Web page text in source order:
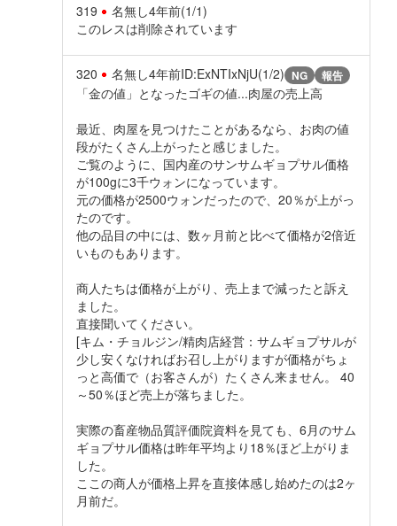
319 名無し4年前(1/1)
このレスは削除されています
320 名無し4年前ID:ExNTIxNjU(1/2) NG 報告
「金の値」となったゴギの値...肉屋の売上高
最近、肉屋を見つけたことがあるなら、お肉の値
段がたくさん上がったと感じました。
ご覧のように、国内産のサンサムギョプサル価格
が100gに3千ウォンになっています。
元の価格が2500ウォンだったので、20％が上がっ
たのです。
他の品目の中には、数ヶ月前と比べて価格が2倍近
いものもあります。
商人たちは価格が上がり、売上まで減ったと訴え
ました。
直接聞いてください。
[キム・チョルジン/精肉店経営：サムギョプサルが
少し安くなければお召し上がりますが価格がちょ
っと高価で（お客さんが）たくさん来ません。 40
～50％ほど売上が落ちました。
実際の畜産物品質評価院資料を見ても、6月のサム
ギョプサル価格は昨年平均より18％ほど上がりま
した。
ここの商人が価格上昇を直接体感し始めたのは2ヶ
月前だ。